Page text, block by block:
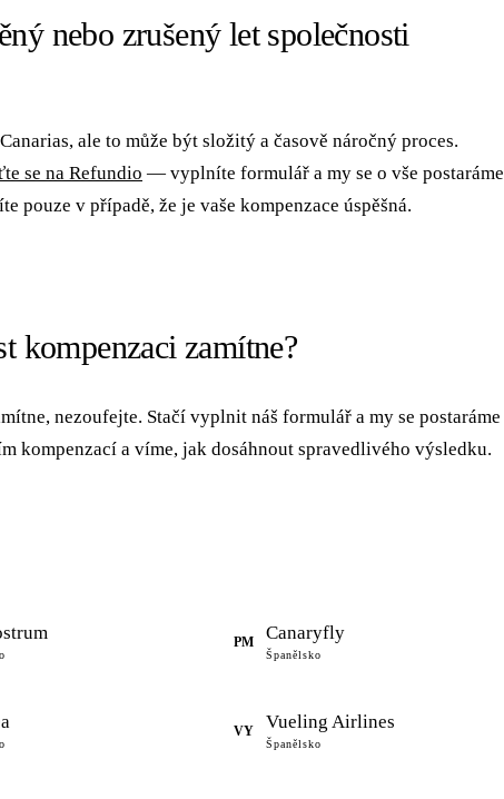
nebo zrušený let společnosti
ale to může být složitý a časově náročný proces.
se na Refundio — vyplníte formulář a my se o vše postaráme
pouze v případě, že je vaše kompenzace úspěšná.
kompenzaci zamítne?
nezoufejte. Stačí vyplnit náš formulář a my se postaráme
kompenzací a víme, jak dosáhnout spravedlivého výsledku.
PM Canaryfly
Španělsko
VY Vueling Airlines
Španělsko